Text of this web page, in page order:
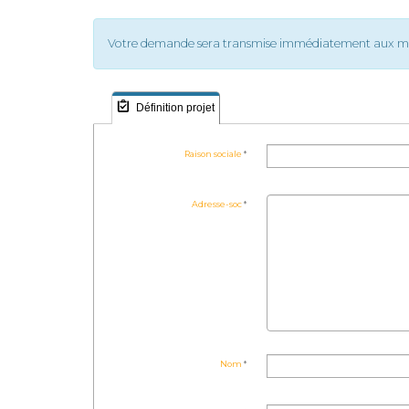
Votre demande sera transmise immédiatement aux
Définition projet
Raison sociale
Adresse-soc
Nom